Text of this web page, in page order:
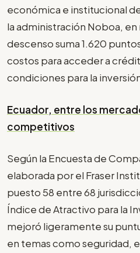
económica e institucional
la administración Noboa,
descenso suma 1.620
costos para acceder a
condiciones para la
Ecuador, entre los
competitivos
Según la Encuesta de
elaborada por el Fraser
puesto 58 entre 68
Índice de Atractivo para la
mejoró ligeramente su
en temas como seguridad,